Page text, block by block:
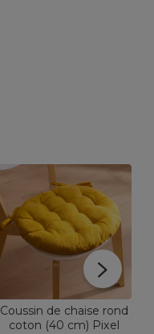
Coussin de chaise rond
coton (40 cm) Pixel